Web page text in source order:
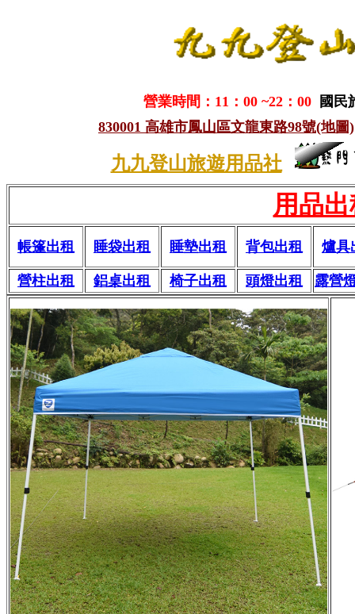
營業時間：11：00 ~22：00
國民
830001 高雄市鳳山區文龍東路98號(地圖)
九九登山旅遊用品社
用品
帳篷出租 睡袋出租 睡墊出租 背包出租 爐具
營柱出租 鋁桌出租 椅子出租 頭燈出租 露營